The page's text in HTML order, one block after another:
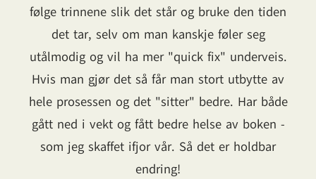
følge trinnene slik det står og bruke den tiden
det tar, selv om man kanskje føler seg
utålmodig og vil ha mer "quick fix" underveis.
Hvis man gjør det så får man stort utbytte av
hele prosessen og det "sitter" bedre. Har både
gått ned i vekt og fått bedre helse av boken -
som jeg skaffet ifjor vår. Så det er holdbar
endring!